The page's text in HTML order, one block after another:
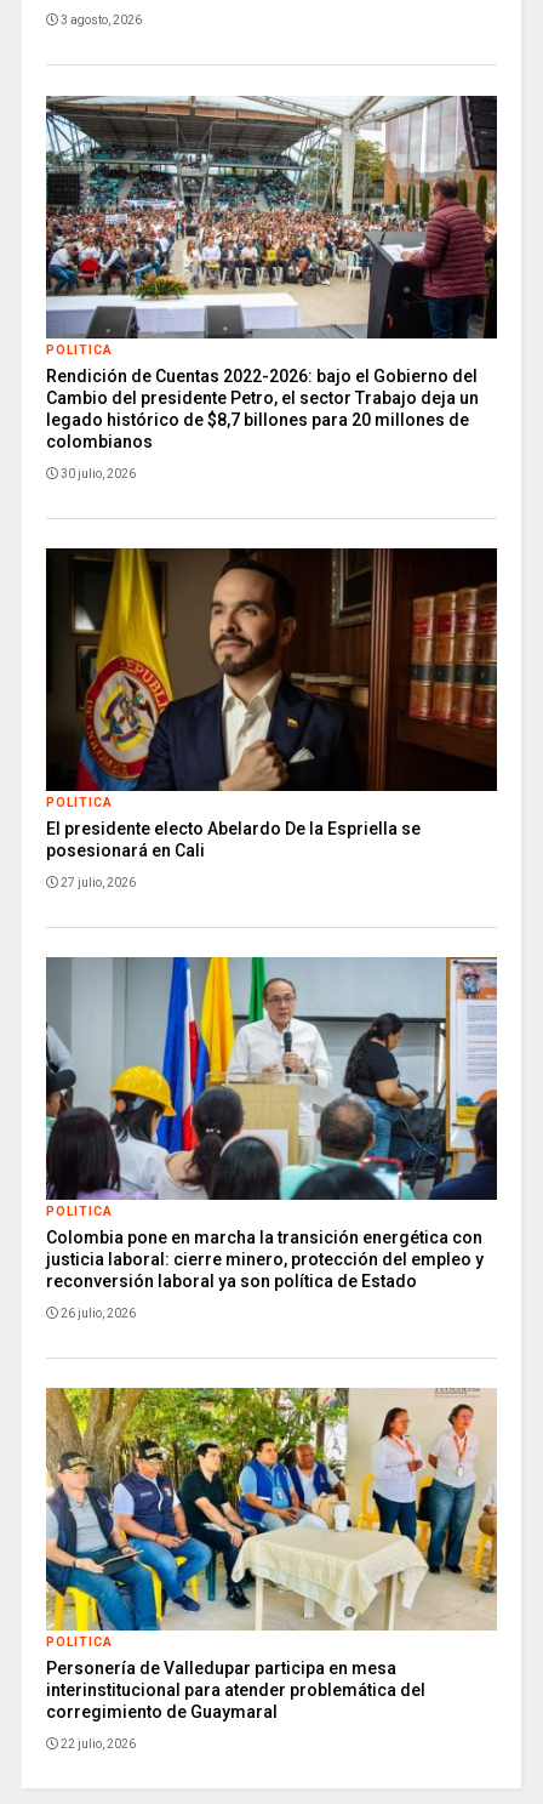
3 agosto, 2026
POLITICA
Rendición de Cuentas 2022-2026: bajo el Gobierno del
Cambio del presidente Petro, el sector Trabajo deja un
legado histórico de $8,7 billones para 20 millones de
colombianos
30 julio, 2026
POLITICA
El presidente electo Abelardo De la Espriella se
posesionará en Cali
27 julio, 2026
POLITICA
Colombia pone en marcha la transición energética con
justicia laboral: cierre minero, protección del empleo y
reconversión laboral ya son política de Estado
26 julio, 2026
POLITICA
Personería de Valledupar participa en mesa
interinstitucional para atender problemática del
corregimiento de Guaymaral
22 julio, 2026